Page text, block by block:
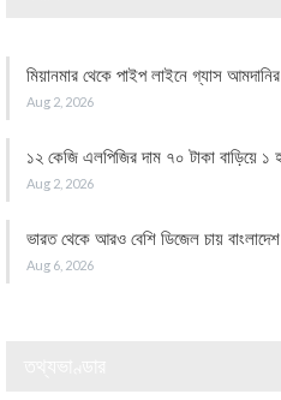
মিয়ানমার থেকে পাইপ লাইনে গ্যাস
Aug 2, 2026
১২ কেজি এলপিজির দাম ৭০ টাকা বাড়িয়ে ১
Aug 2, 2026
ভারত থেকে আরও বেশি ডিজেল চায় বাংলাদেশ
Aug 6, 2026